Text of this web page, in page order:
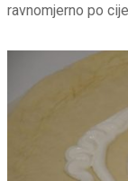
ravnomjerno po